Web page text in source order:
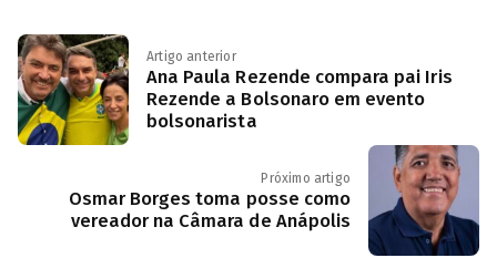
Artigo anterior
Ana Paula Rezende compara pai Iris
Rezende a Bolsonaro em evento
bolsonarista
Próximo artigo
Osmar Borges toma posse como
vereador na Câmara de Anápolis